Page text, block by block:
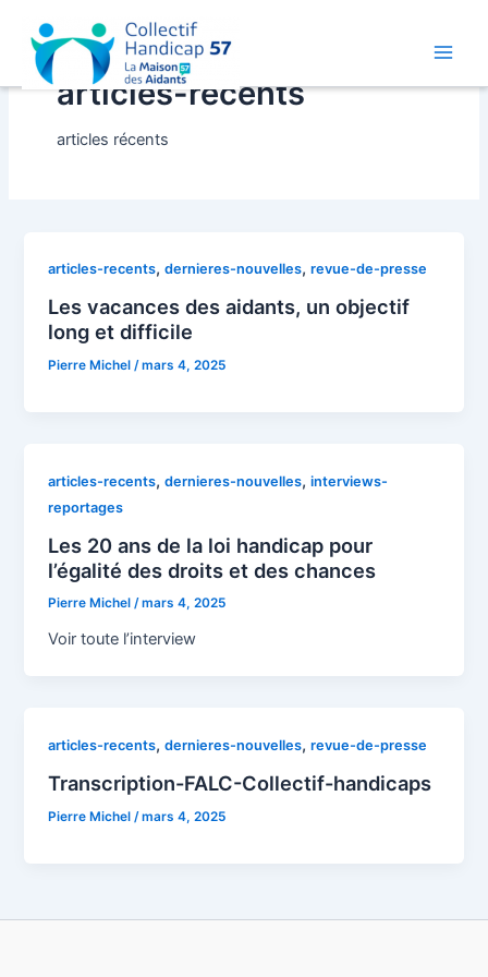
contenu
articles-recents
articles récents
articles-recents,dernieres-nouvelles,revue-de-presse
Les vacances des aidants, un objectif
long et difficile
Pierre Michel/mars 4, 2025
articles-recents,dernieres-nouvelles,interviews-
reportages
Les 20 ans de la loi handicap pour
l’égalité des droits et des chances
Pierre Michel/mars 4, 2025
Voir toute l’interview
articles-recents,dernieres-nouvelles,revue-de-presse
Transcription-FALC-Collectif-handicaps
Pierre Michel/mars 4, 2025